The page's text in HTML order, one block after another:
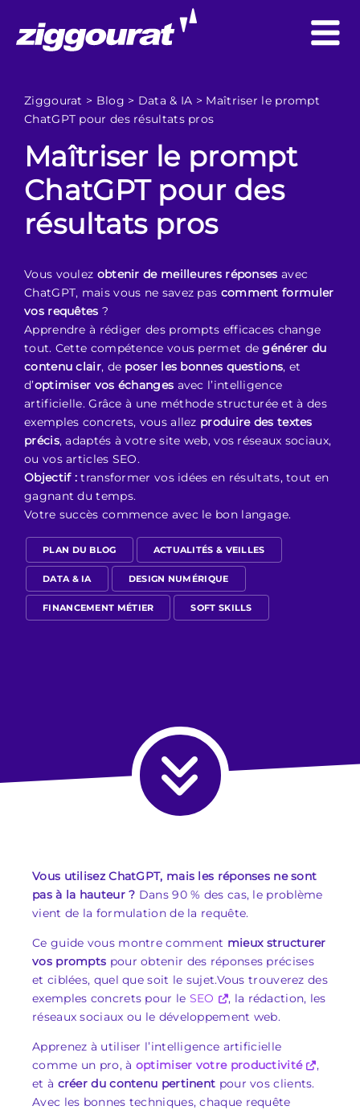
Ziggourat > Blog > Data & IA > Maîtriser le prompt
ChatGPT pour des résultats pros
Maîtriser le prompt
ChatGPT pour des
résultats pros
Vous voulez obtenir de meilleures réponses avec
ChatGPT, mais vous ne savez pas comment formuler
vos requêtes ?
Apprendre à rédiger des prompts efficaces change
tout. Cette compétence vous permet degénérer du
contenu clair, de poser les bonnes questions, et
d’optimiser vos échanges avec l’intelligence
artificielle. Grâce à une méthode structurée et à des
exemples concrets, vous allez produire des textes
précis, adaptés à votre site web, vos réseaux sociaux,
ou vos articles SEO.
Objectif :transformer vos idées en résultats, tout en
gagnant du temps.
Votre succès commence avec le bon langage.
PLAN DU BLOG ACTUALITÉS & VEILLES
DATA & IA DESIGN NUMÉRIQUE
FINANCEMENT MÉTIER SOFT SKILLS
Vous utilisez ChatGPT, mais les réponses ne sont
pas à la hauteur ? Dans 90 % des cas, le problème
vient de la formulation de la requête.
Ce guide vous montre comment mieux structurer
vos prompts pour obtenir des réponses précises
et ciblées, quel que soit le sujet.Vous trouverez des
exemples concrets pour le SEO
, la rédaction, les
réseaux sociaux ou le développement web.
Apprenez à utiliser l’intelligence artificielle
comme un pro, à optimiser votre productivité
,
et à créer du contenu pertinent pour vos clients.
Avec les bonnes techniques, chaque requête